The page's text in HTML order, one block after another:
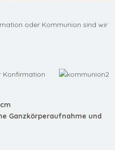
oder Kommunion sind wir
Konfirmation
Ganzkörperaufnahme und